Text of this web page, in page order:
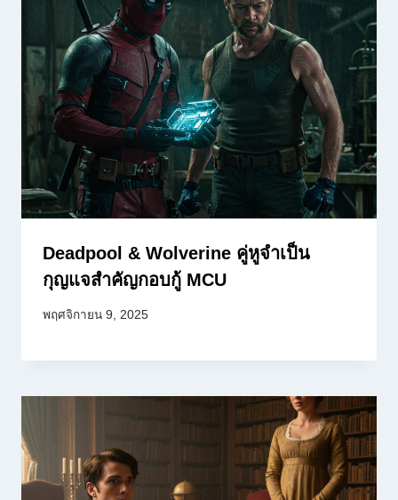
Deadpool & Wolverine คู่หูจำเป็น
กุญแจสำคัญกอบกู้ MCU
พฤศจิกายน 9, 2025